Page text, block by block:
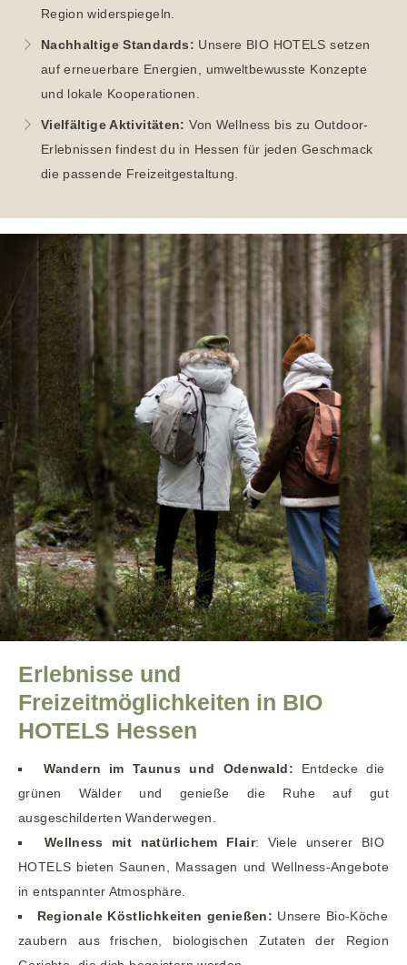
Region widerspiegeln.
Nachhaltige Standards: Unsere BIO HOTELS setzen
auf erneuerbare Energien, umweltbewusste Konzepte
und lokale Kooperationen.
Vielfältige Aktivitäten: Von Wellness bis zu Outdoor-
Erlebnissen findest du in Hessen für jeden Geschmack
die passende Freizeitgestaltung.
Erlebnisse und
Freizeitmöglichkeiten in BIO
HOTELS Hessen
Wandern im Taunus und Odenwald:
Entdecke die
grünen Wälder und genieße die Ruhe auf gut
ausgeschilderten Wanderwegen.
Wellness mit natürlichem Flair: Viele unserer BIO
HOTELS bieten Saunen, Massagen und Wellness-Angebote
in entspannter Atmosphäre.
Regionale Köstlichkeiten genießen: Unsere Bio-Köche
zaubern aus frischen, biologischen Zutaten der Region